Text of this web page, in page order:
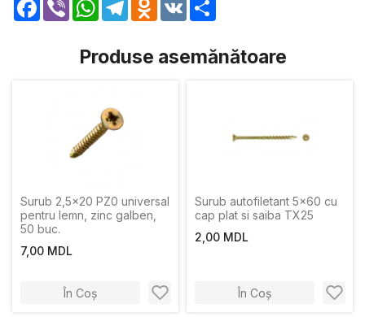
Produse asemănătoare
Surub 2,5x20 PZ0 universal
pentru lemn, zinc galben,
50 buc.
7,00 MDL
În Coș
Surub autofiletant 5x60 cu
cap plat si saiba TX25
2,00 MDL
În Coș